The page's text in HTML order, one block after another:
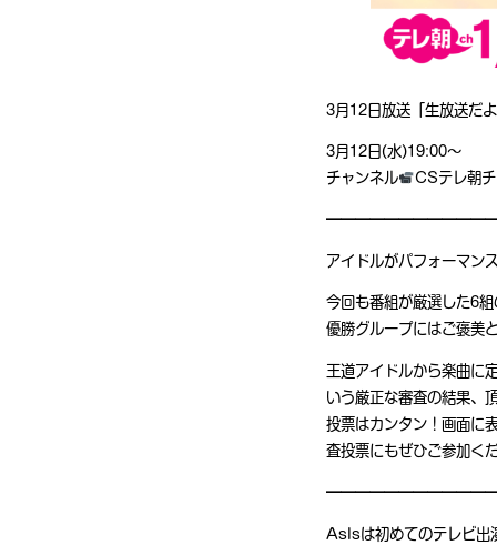
3月12日放送「生放送だ
3月12日(水)19:00〜
チャンネル
CSテレ朝
アイドルがパフォーマン
今回も番組が厳選した6
優勝グループにはご褒美
王道アイドルから楽曲に
いう厳正な審査の結果、
投票はカンタン！画面に
査投票にもぜひご参加く
AsIsは初めてのテレビ出